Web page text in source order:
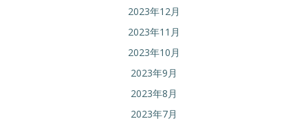
2023年12月
2023年11月
2023年10月
2023年9月
2023年8月
2023年7月